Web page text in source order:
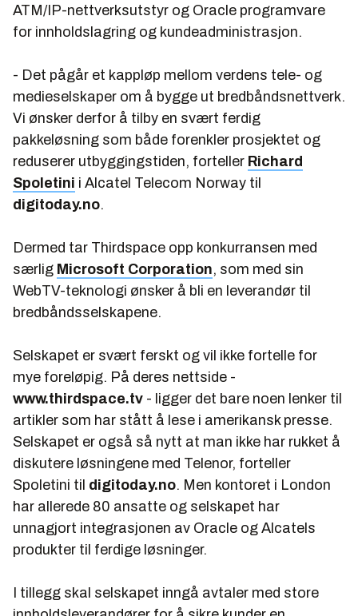
ATM/IP-nettverksutstyr og Oracle programvare
for innholdslagring og kundeadministrasjon.
- Det pågår et kappløp mellom verdens tele- og
medieselskaper om å bygge ut bredbåndsnettverk.
Vi ønsker derfor å tilby en svært ferdig
pakkeløsning som både forenkler prosjektet og
reduserer utbyggingstiden, forteller Richard
Spoletini i Alcatel Telecom Norway til
digitoday.no.
Dermed tar Thirdspace opp konkurransen med
særlig Microsoft Corporation, som med sin
WebTV-teknologi ønsker å bli en leverandør til
bredbåndsselskapene.
Selskapet er svært ferskt og vil ikke fortelle for
mye foreløpig. På deres nettside -
www.thirdspace.tv - ligger det bare noen lenker til
artikler som har stått å lese i amerikansk presse.
Selskapet er også så nytt at man ikke har rukket å
diskutere løsningene med Telenor, forteller
Spoletini til digitoday.no. Men kontoret i London
har allerede 80 ansatte og selskapet har
unnagjort integrasjonen av Oracle og Alcatels
produkter til ferdige løsninger.
I tillegg skal selskapet inngå avtaler med store